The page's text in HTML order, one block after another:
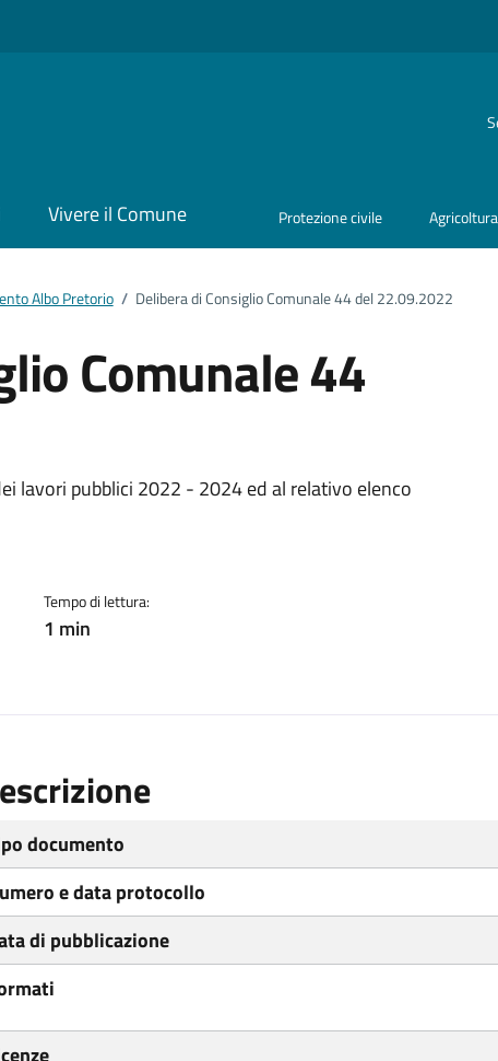
Vivere il Comune Protezione civile Agricoltura
Albo Pretorio / Delibera di Consiglio Comunale 44 del 22.09.2022
Comunale 44
lavori pubblici 2022 - 2024 ed al relativo elenco
Tempo di lettura:
1 min
documento
e data protocollo
di pubblicazione